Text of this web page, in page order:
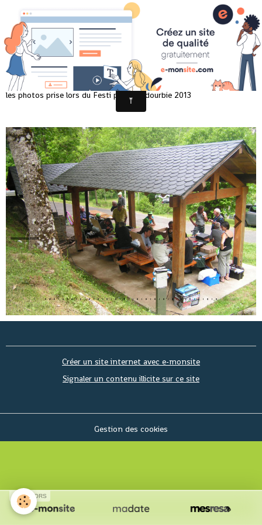
FESTI PÊCHE LA DOURBIE 2013
les photos prise lors du Festi peche la dourbie 2013
Créer un site internet avec e-monsite
Signaler un contenu illicite sur ce site
Gestion des cookies
SPONSORS